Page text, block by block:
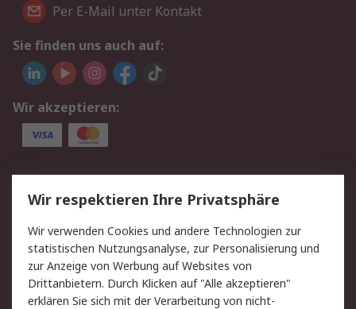
Per E-Mail unter Kontakt
Sie finden uns auch auf:
Wir akzeptieren:
Service
Value Added Services
Lieferlösungen
Rücksendungen
Kontakt
Hilfe
Privatkunden
Rechtliches
Wir respektieren Ihre Privatsphäre
Wir verwenden Cookies und andere Technologien zur
statistischen Nutzungsanalyse, zur Personalisierung und
zur Anzeige von Werbung auf Websites von
Drittanbietern. Durch Klicken auf "Alle akzeptieren"
erklären Sie sich mit der Verarbeitung von nicht-